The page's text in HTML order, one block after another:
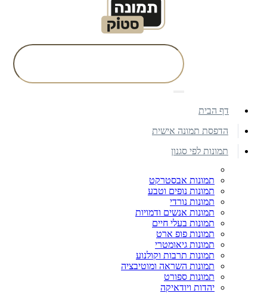
דף הבית
הדפסת תמונה אישית
תמונות לפי סגנון
תמונות אבסטרקט
תמונות נופים וטבע
תמונות נורדי
תמונות אנשים ודמויות
תמונות בעלי חיים
תמונות פופ ארט
תמונות גיאומטרי
תמונות תרבות וקולנוע
תמונות השראה ומוטיבציה
תמונות ספורט
יהדות ויודאיקה